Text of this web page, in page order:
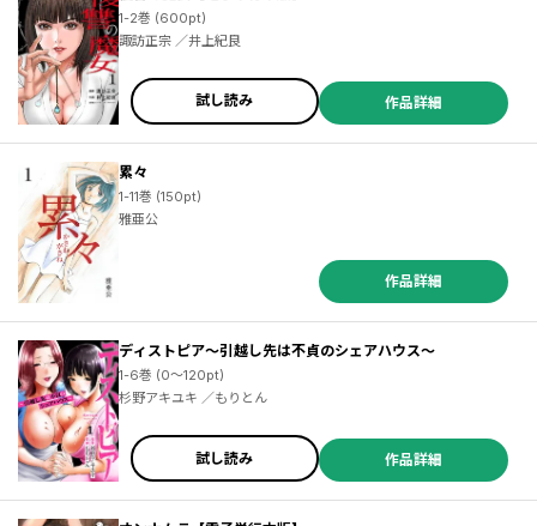
1-2巻 (600pt)
諏訪正宗 ／井上紀良
試し読み 作品詳細
累々
1-11巻 (150pt)
雅亜公
作品詳細
ディストピア～引越し先は不貞のシェアハウス～
1-6巻 (0～120pt)
杉野アキユキ ／もりとん
試し読み 作品詳細